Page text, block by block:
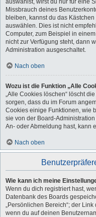
auswählst, wirst du nur für eine
Missbrauch deines
bleiben, kannst du das
auswählen. Dies ist nicht
Computer, zum Beispiel in
nicht zur Verfügung steht, dann
Administration ausgeschaltet.
Nach oben
Wozu ist die Funktion „Alle
„Alle Cookies löschen“ löscht
sorgen, dass du im Forum
Cookies einige Funktionen, wie
sie von der Board-
An- oder Abmeldung hast, kann
Nach oben
Wie kann ich meine
Wenn du dich registriert hast,
Datenbank des Boards
„Persönlichen Bereich“; der
wenn du auf deinen